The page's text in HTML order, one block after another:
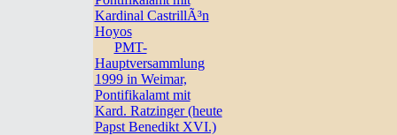
Kardinal CastrillÃ³n
Hoyos
PMT-
Hauptversammlung
1999 in Weimar,
Pontifikalamt mit
Kard. Ratzinger (heute
Papst Benedikt XVI.)